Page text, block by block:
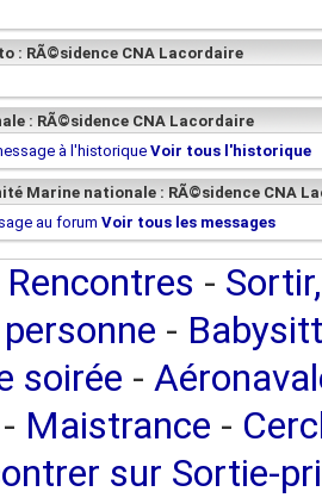
: RÃ©sidence CNA Lacordaire
: RÃ©sidence CNA Lacordaire
à l'historique Voir tous l'historique
Marine nationale : RÃ©sidence CNA
au forum Voir tous les messages
Rencontres -
-
soirée -
- Maistrance -
sur Sortie-